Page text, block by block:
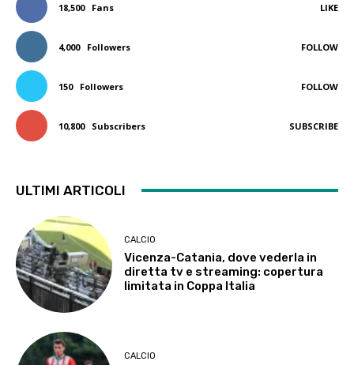
18,500 Fans LIKE
4,000 Followers FOLLOW
150 Followers FOLLOW
10,800 Subscribers SUBSCRIBE
ULTIMI ARTICOLI
CALCIO
Vicenza-Catania, dove vederla in
diretta tv e streaming: copertura
limitata in Coppa Italia
CALCIO